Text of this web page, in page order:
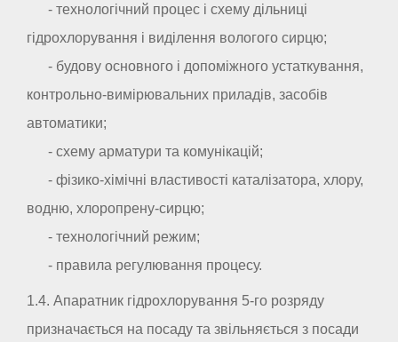
- технологічний процес і схему дільниці
гідрохлорування і виділення вологого сирцю;
- будову основного і допоміжного устаткування,
контрольно-вимірювальних приладів, засобів
автоматики;
- схему арматури та комунікацій;
- фізико-хімічні властивості каталізатора, хлору,
водню, хлоропрену-сирцю;
- технологічний режим;
- правила регулювання процесу.
1.4. Апаратник гідрохлорування 5-го розряду
призначається на посаду та звільняється з посади